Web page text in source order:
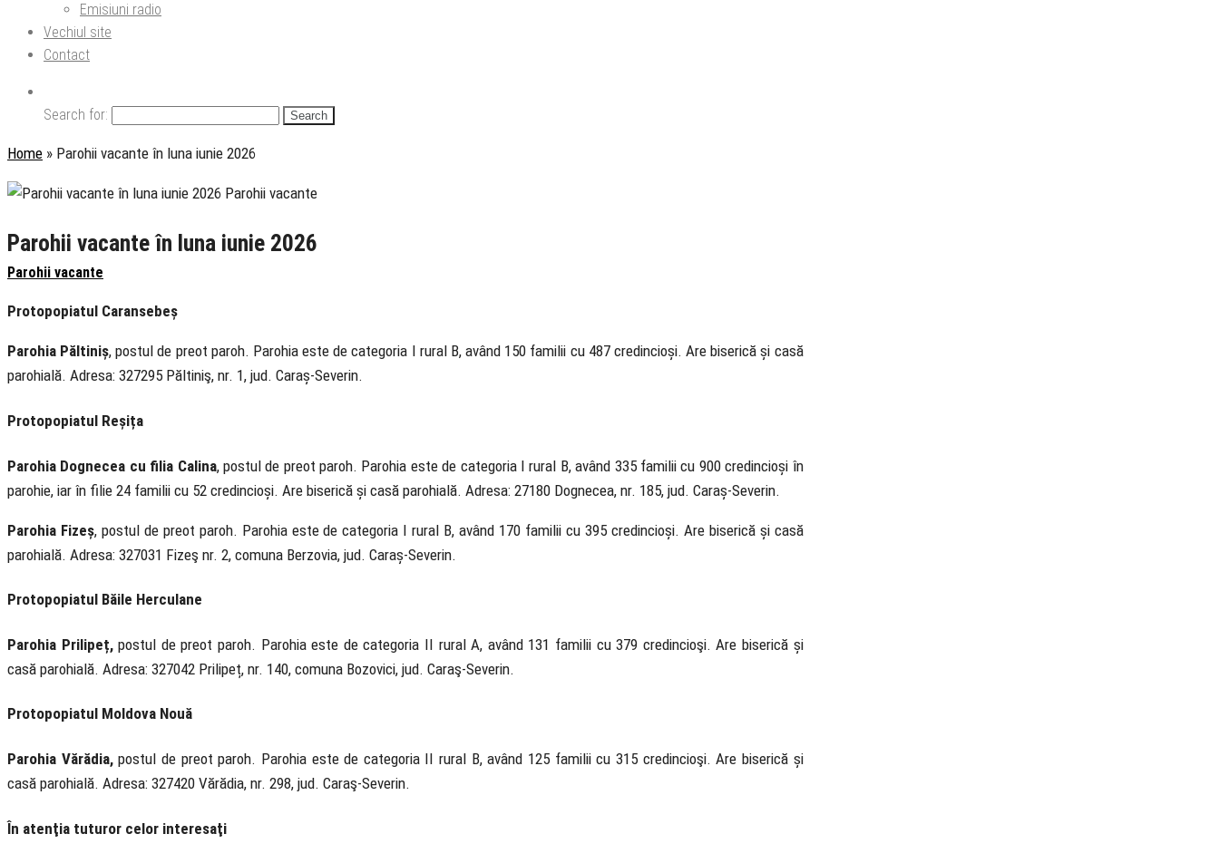
Emisiuni radio
Vechiul site
Contact
Search for:
Home » Parohii vacante în luna iunie 2026
Parohii vacante în luna iunie 2026
Parohii vacante
Protopopiatul Caransebeș
Parohia Păltiniș, postul de preot paroh. Parohia este de categoria I rural B, având 150 familii cu 487 credincioși. Are biserică și casă
parohială. Adresa: 327295 Păltiniş, nr. 1, jud. Caraș-Severin.
Protopopiatul Reșița
Parohia Dognecea cu filia Calina, postul de preot paroh. Parohia este de categoria I rural B, având 335 familii cu 900 credincioși în
parohie, iar în filie 24 familii cu 52 credincioși. Are biserică și casă parohială. Adresa: 27180 Dognecea, nr. 185, jud. Caraș-Severin.
Parohia Fizeș, postul de preot paroh. Parohia este de categoria I rural B, având 170 familii cu 395 credincioși. Are biserică și casă
parohială. Adresa: 327031 Fizeş nr. 2, comuna Berzovia, jud. Caraș-Severin.
Protopopiatul Băile Herculane
Parohia Prilipeț,postul de preot paroh. Parohia este de categoria II rural A, având 131 familii cu 379 credincioşi. Are biserică și
casă parohială. Adresa: 327042 Prilipeț, nr. 140, comuna Bozovici, jud. Caraş-Severin.
Protopopiatul Moldova Nouă
Parohia Vărădia,postul de preot paroh. Parohia este de categoria II rural B, având 125 familii cu 315 credincioşi. Are biserică și
casă parohială. Adresa: 327420 Vărădia, nr. 298, jud. Caraş-Severin.
În atenţia tuturor celor interesaţi